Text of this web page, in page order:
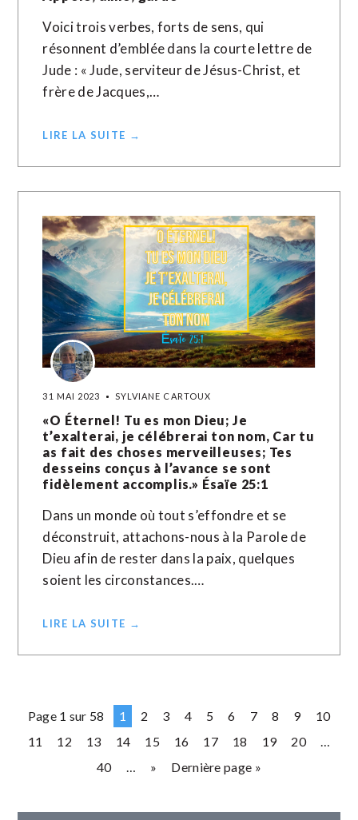
Voici trois verbes, forts de sens, qui
résonnent d’emblée dans la courte lettre de
Jude : « Jude, serviteur de Jésus-Christ, et
frère de Jacques,…
LIRE LA SUITE →
31 MAI 2023 SYLVIANE CARTOUX
«O Éternel! Tu es mon Dieu; Je
t’exalterai, je célébrerai ton nom, Car tu
as fait des choses merveilleuses; Tes
desseins conçus à l’avance se sont
fidèlement accomplis.» Ésaïe‬ ‭25‬:‭1‬ ‭
Dans un monde où tout s’effondre et se
déconstruit, attachons-nous à la Parole de
Dieu afin de rester dans la paix, quelques
soient les circonstances.…
LIRE LA SUITE →
Page 1 sur 58 1 2 3 4 5 6 7 8 9
10
11
12 13 14 15 16 17 18 19 20
…
40
… » Dernière page »